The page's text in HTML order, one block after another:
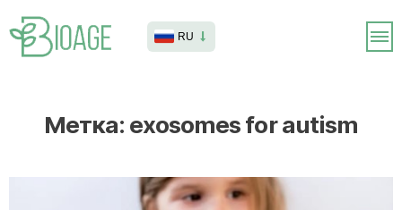
RU
Метка: exosomes for autism